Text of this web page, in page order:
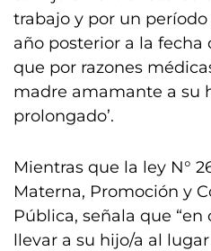
trabajo y por un período
año posterior a la
que por razones
madre amamante a su
prolongado’.
Mientras que la ley N°
Materna, Promoción y
Pública, señala que
llevar a su hijo/a al